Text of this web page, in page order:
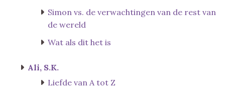
Simon vs. de verwachtingen van de rest van
de wereld
Wat als dit het is
Ali, S.K.
Liefde van A tot Z